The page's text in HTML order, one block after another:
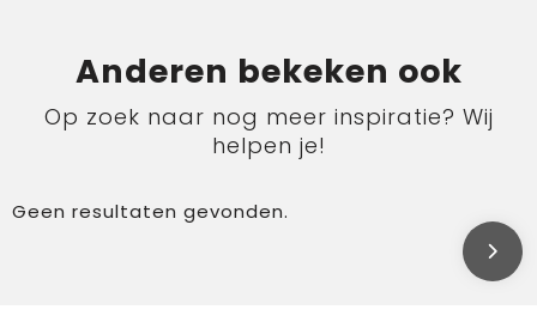
Anderen bekeken ook
Op zoek naar nog meer inspiratie? Wij
helpen je!
Geen resultaten gevonden.